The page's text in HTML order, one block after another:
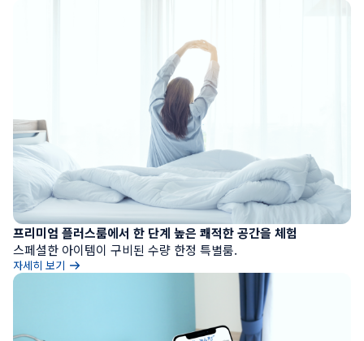
프리미엄 플러스룸에서 한 단계 높은 쾌적한 공간을 체험
스페셜한 아이템이 구비된 수량 한정 특별룸.
자세히 보기